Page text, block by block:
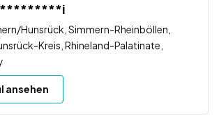
Hunsrück, Simmern-Rheinböllen,
Kreis, Rhineland-Palatinate,
ansehen